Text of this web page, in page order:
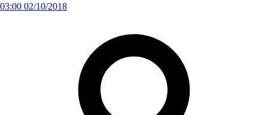
03:00 02/10/2018